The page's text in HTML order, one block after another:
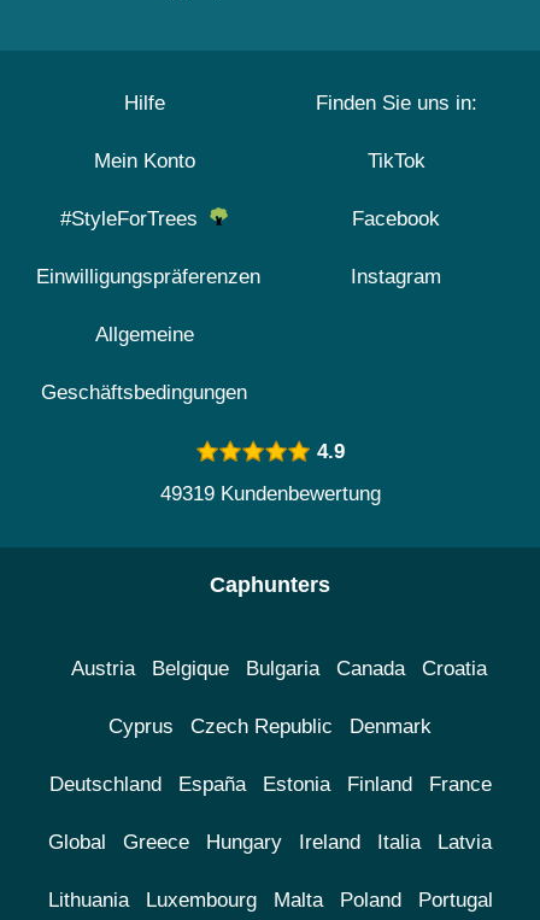
Hilfe
Mein Konto
#StyleForTrees
Einwilligungspräferenzen
Allgemeine
Geschäftsbedingungen
Finden Sie uns in:
TikTok
Facebook
Instagram
4.9
49319 Kundenbewertung
Caphunters
Austria Belgique Bulgaria Canada Croatia
Cyprus Czech Republic Denmark
Deutschland España Estonia Finland France
Global Greece Hungary Ireland Italia Latvia
Lithuania Luxembourg Malta Poland Portugal